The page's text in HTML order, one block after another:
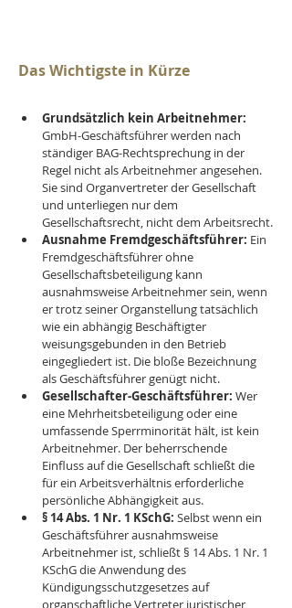
Das Wichtigste in Kürze
Grundsätzlich kein Arbeitnehmer:
GmbH-Geschäftsführer werden nach
ständiger BAG-Rechtsprechung in der
Regel nicht als Arbeitnehmer angesehen.
Sie sind Organvertreter der Gesellschaft
und unterliegen nur dem
Gesellschaftsrecht, nicht dem Arbeitsrecht.
Ausnahme Fremdgeschäftsführer: Ein
Fremdgeschäftsführer ohne
Gesellschaftsbeteiligung kann
ausnahmsweise Arbeitnehmer sein, wenn
er trotz seiner Organstellung tatsächlich
wie ein abhängig Beschäftigter
weisungsgebunden in den Betrieb
eingegliedert ist. Die bloße Bezeichnung
als Geschäftsführer genügt nicht.
Gesellschafter-Geschäftsführer: Wer
eine Mehrheitsbeteiligung oder eine
umfassende Sperrminorität hält, ist kein
Arbeitnehmer. Der beherrschende
Einfluss auf die Gesellschaft schließt die
für ein Arbeitsverhältnis erforderliche
persönliche Abhängigkeit aus.
§ 14 Abs. 1 Nr. 1 KSchG: Selbst wenn ein
Geschäftsführer ausnahmsweise
Arbeitnehmer ist, schließt § 14 Abs. 1 Nr. 1
KSchG die Anwendung des
Kündigungsschutzgesetzes auf
organschaftliche Vertreter juristischer